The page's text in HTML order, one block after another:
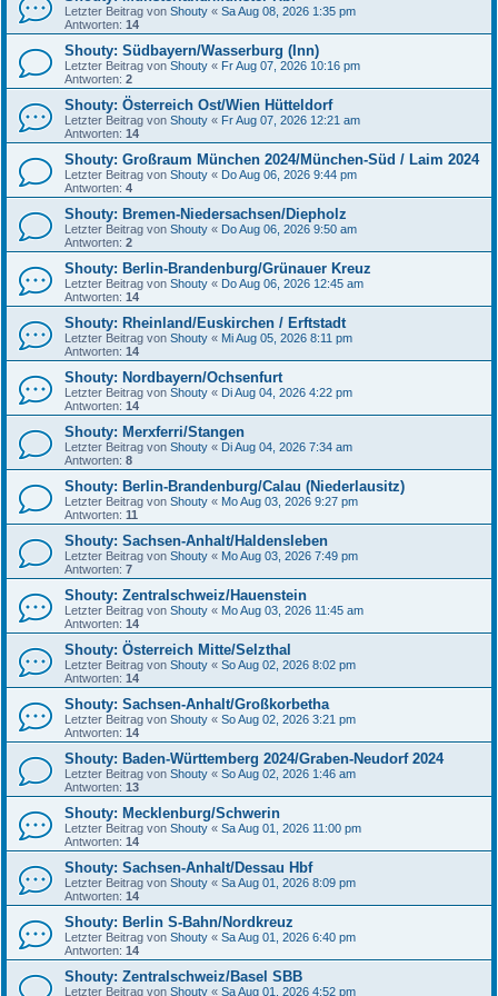
Letzter Beitrag von Shouty « Sa Aug 08, 2026 1:35 pm
Antworten: 14
Shouty: Südbayern/Wasserburg (Inn)
Letzter Beitrag von Shouty « Fr Aug 07, 2026 10:16 pm
Antworten: 2
Shouty: Österreich Ost/Wien Hütteldorf
Letzter Beitrag von Shouty « Fr Aug 07, 2026 12:21 am
Antworten: 14
Shouty: Großraum München 2024/München-Süd / Laim 2024
Letzter Beitrag von Shouty « Do Aug 06, 2026 9:44 pm
Antworten: 4
Shouty: Bremen-Niedersachsen/Diepholz
Letzter Beitrag von Shouty « Do Aug 06, 2026 9:50 am
Antworten: 2
Shouty: Berlin-Brandenburg/Grünauer Kreuz
Letzter Beitrag von Shouty « Do Aug 06, 2026 12:45 am
Antworten: 14
Shouty: Rheinland/Euskirchen / Erftstadt
Letzter Beitrag von Shouty « Mi Aug 05, 2026 8:11 pm
Antworten: 14
Shouty: Nordbayern/Ochsenfurt
Letzter Beitrag von Shouty « Di Aug 04, 2026 4:22 pm
Antworten: 14
Shouty: Merxferri/Stangen
Letzter Beitrag von Shouty « Di Aug 04, 2026 7:34 am
Antworten: 8
Shouty: Berlin-Brandenburg/Calau (Niederlausitz)
Letzter Beitrag von Shouty « Mo Aug 03, 2026 9:27 pm
Antworten: 11
Shouty: Sachsen-Anhalt/Haldensleben
Letzter Beitrag von Shouty « Mo Aug 03, 2026 7:49 pm
Antworten: 7
Shouty: Zentralschweiz/Hauenstein
Letzter Beitrag von Shouty « Mo Aug 03, 2026 11:45 am
Antworten: 14
Shouty: Österreich Mitte/Selzthal
Letzter Beitrag von Shouty « So Aug 02, 2026 8:02 pm
Antworten: 14
Shouty: Sachsen-Anhalt/Großkorbetha
Letzter Beitrag von Shouty « So Aug 02, 2026 3:21 pm
Antworten: 14
Shouty: Baden-Württemberg 2024/Graben-Neudorf 2024
Letzter Beitrag von Shouty « So Aug 02, 2026 1:46 am
Antworten: 13
Shouty: Mecklenburg/Schwerin
Letzter Beitrag von Shouty « Sa Aug 01, 2026 11:00 pm
Antworten: 14
Shouty: Sachsen-Anhalt/Dessau Hbf
Letzter Beitrag von Shouty « Sa Aug 01, 2026 8:09 pm
Antworten: 14
Shouty: Berlin S-Bahn/Nordkreuz
Letzter Beitrag von Shouty « Sa Aug 01, 2026 6:40 pm
Antworten: 14
Shouty: Zentralschweiz/Basel SBB
Letzter Beitrag von Shouty « Sa Aug 01, 2026 4:52 pm